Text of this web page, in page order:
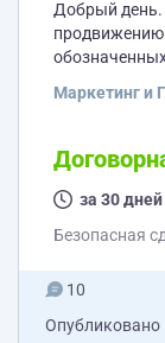
Добрый день.
продвижению
https://
могли бы
пойти речь.
Маркетинг и
за 30 дней
Безопасная
10
Опубликовано